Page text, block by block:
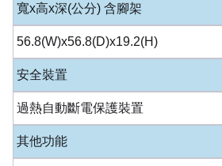
寬x高x深(公分) 含腳架
56.8(W)x56.8(D)x19.2(H)
安全裝置
過熱自動斷電保護裝置
其他功能